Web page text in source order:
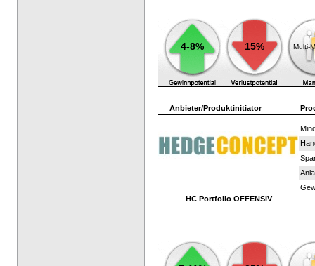
4-8% 15% Multi-
Anbieter/Produktinitiator
HC Portfolio OFFENSIV